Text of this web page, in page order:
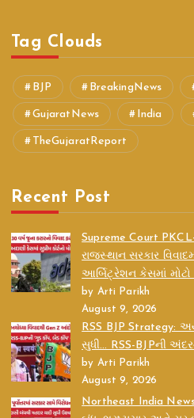
Tag Clouds
BJP BreakingNews
GujaratNews India
TheGujaratReport
Recent Post
Supreme Court
રાજસ્થાન સરકાર
આર્બિટ્રેશન કેસમાં મોટો
by Arti Parikh
August 9, 2026
RSS BJP Strategy:
સુધી… RSS-BJPની
by Arti Parikh
August 9, 2026
Northeast India